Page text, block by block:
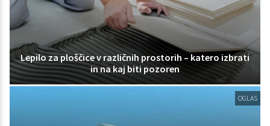
Lepilo za ploščice v različnih prostorih – katero izbrati
in na kaj biti pozoren
OGLAS